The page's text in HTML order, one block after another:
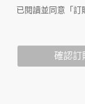
人員。例如您透過
放連結的廠商也
人資訊，這些廣
您個人在本網站
已閱讀並同意「
確認訂